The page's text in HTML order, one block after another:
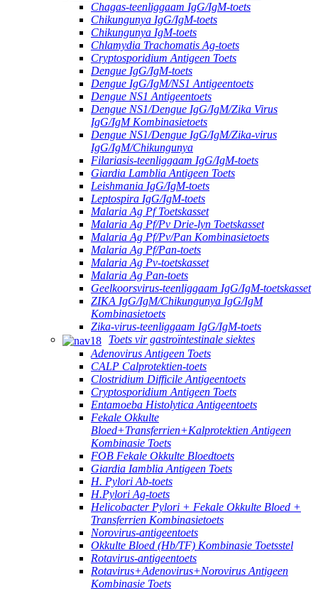
Chagas-teenliggaam IgG/IgM-toets
Chikungunya IgG/IgM-toets
Chikungunya IgM-toets
Chlamydia Trachomatis Ag-toets
Cryptosporidium Antigeen Toets
Dengue IgG/IgM-toets
Dengue IgG/IgM/NS1 Antigeentoets
Dengue NS1 Antigeentoets
Dengue NS1/Dengue IgG/IgM/Zika Virus
IgG/IgM Kombinasietoets
Dengue NS1/Dengue IgG/IgM/Zika-virus
IgG/IgM/Chikungunya
Filariasis-teenliggaam IgG/IgM-toets
Giardia Lamblia Antigeen Toets
Leishmania IgG/IgM-toets
Leptospira IgG/IgM-toets
Malaria Ag Pf Toetskasset
Malaria Ag Pf/Pv Drie-lyn Toetskasset
Malaria Ag Pf/Pv/Pan Kombinasietoets
Malaria Ag Pf/Pan-toets
Malaria Ag Pv-toetskasset
Malaria Ag Pan-toets
Geelkoorsvirus-teenliggaam IgG/IgM-toetskasset
ZIKA IgG/IgM/Chikungunya IgG/IgM
Kombinasietoets
Zika-virus-teenliggaam IgG/IgM-toets
Toets vir gastroïntestinale siektes
Adenovirus Antigeen Toets
CALP Calprotektien-toets
Clostridium Difficile Antigeentoets
Cryptosporidium Antigeen Toets
Entamoeba Histolytica Antigeentoets
Fekale Okkulte
Bloed+Transferrien+Kalprotektien Antigeen
Kombinasie Toets
FOB Fekale Okkulte Bloedtoets
Giardia Iamblia Antigeen Toets
H. Pylori Ab-toets
H.Pylori Ag-toets
Helicobacter Pylori + Fekale Okkulte Bloed +
Transferrien Kombinasietoets
Norovirus-antigeentoets
Okkulte Bloed (Hb/TF) Kombinasie Toetsstel
Rotavirus-antigeentoets
Rotavirus+Adenovirus+Norovirus Antigeen
Kombinasie Toets